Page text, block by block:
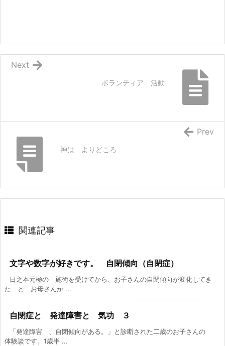
ボランティア 活動
Next
神は よりどころ
Prev
関連記事
文字や数字が好きです。 自閉傾向（自閉症）
日之本元極の 施術を受けてから、お子さんの自閉傾向が変化してき
た と お母さんか ...
自閉症と 発達障害と 気功 ３
「発達障害 、自閉傾向がある。」と診断された二歳のお子さんの
体験談です。1歳半 ...